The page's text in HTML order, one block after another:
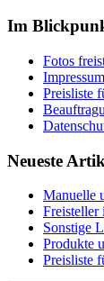
Im
Fotos
Impressum
Preisliste
Neueste
Manuelle
Freisteller
Sonstige
Produkte
Preisliste